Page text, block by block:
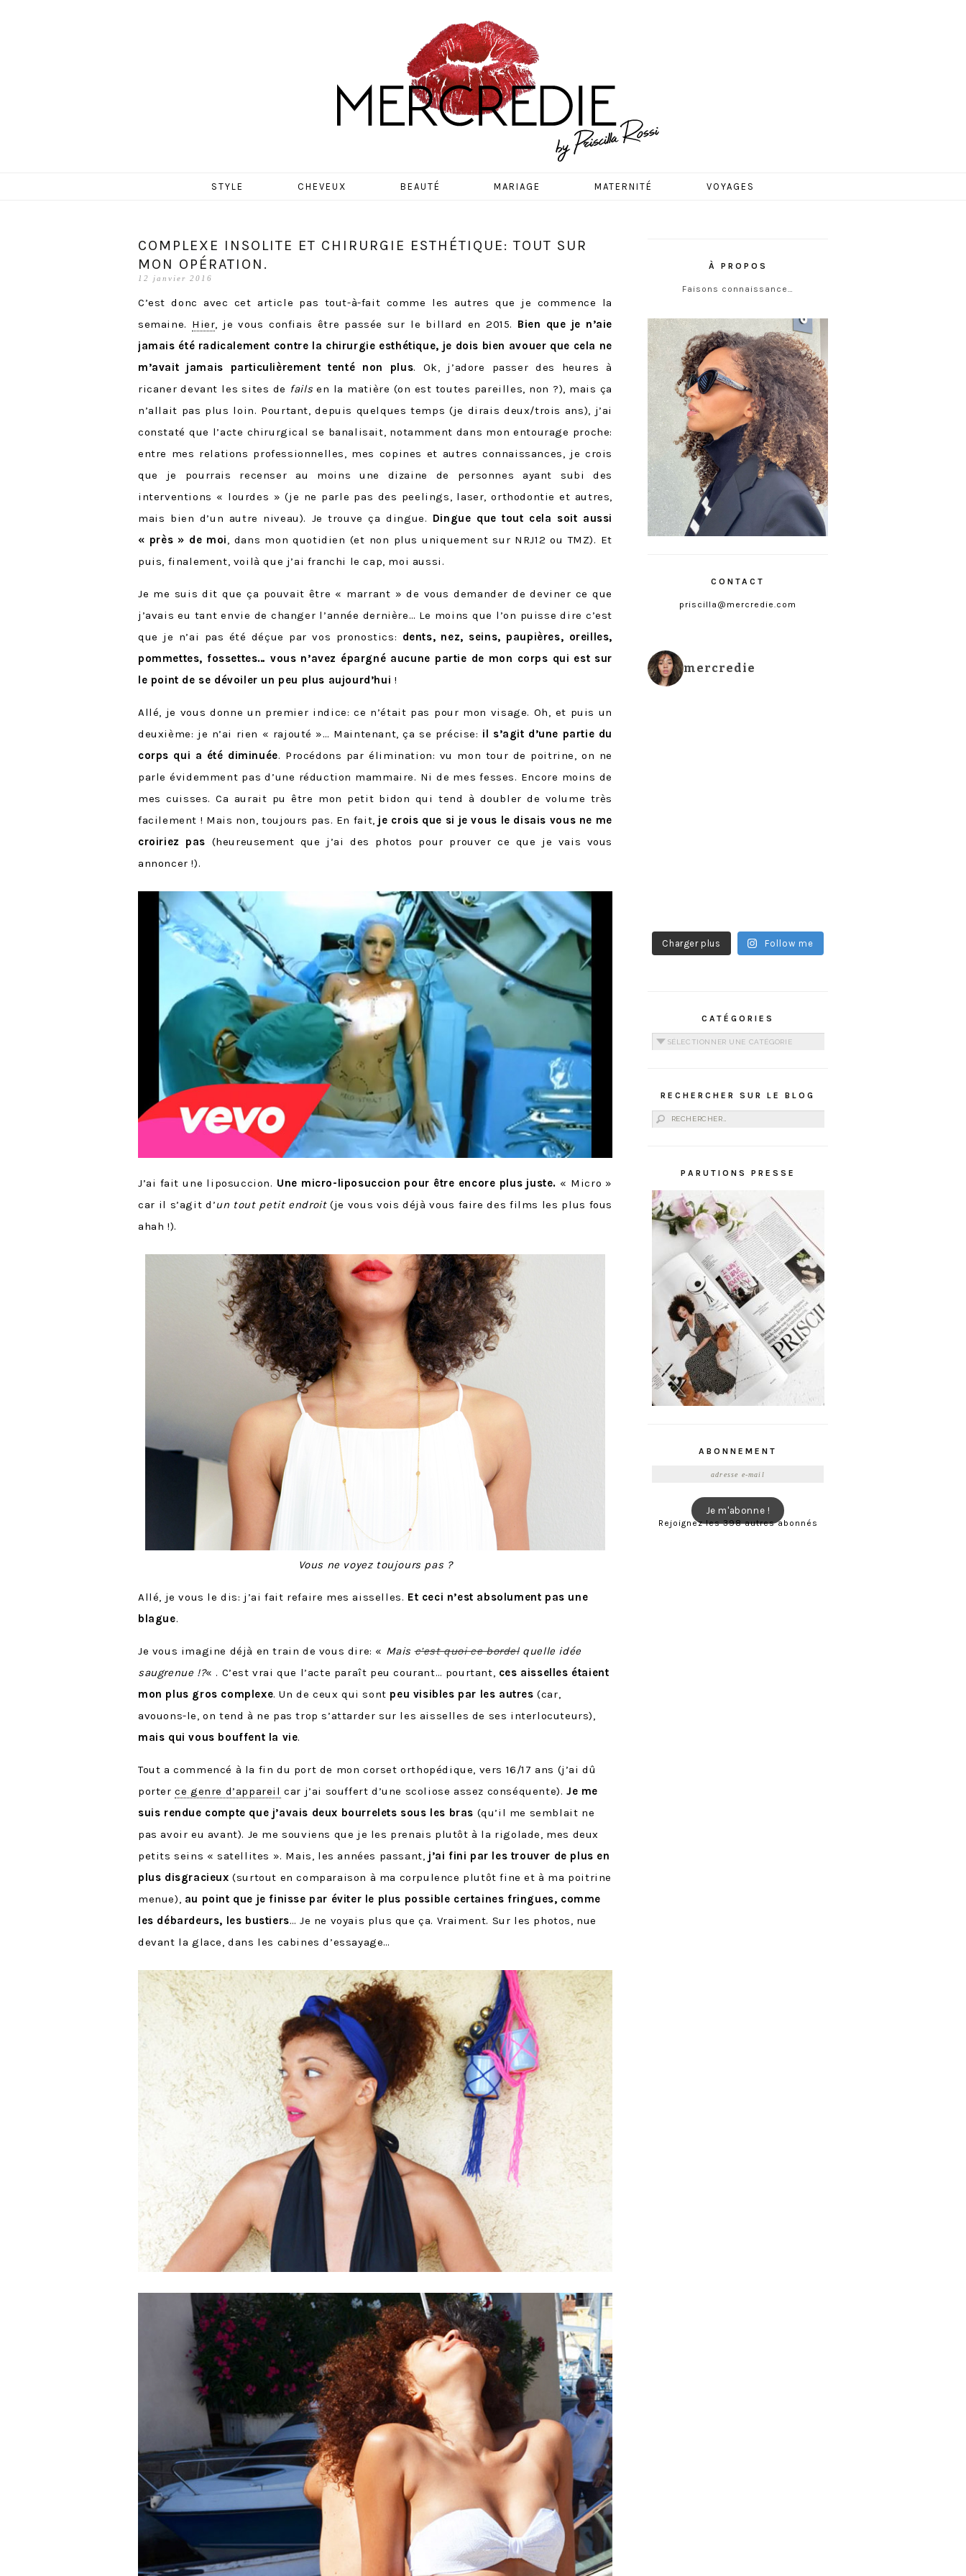
MERCREDIE
STYLE CHEVEUX BEAUTÉ MARIAGE MATERNITÉ VOYAGES
COMPLEXE INSOLITE ET CHIRURGIE ESTHÉTIQUE: TOUT SUR
MON OPÉRATION.
12 janvier 2016
C’est donc avec cet article pas tout-à-fait comme les autres que je commence la
semaine. Hier, je vous confiais être passée sur le billard en 2015. Bien que je n’aie
jamais été radicalement contre la chirurgie esthétique, je dois bien avouer que cela ne
m’avait jamais particulièrement tenté non plus. Ok, j’adore passer des heures à
ricaner devant les sites de fails en la matière (on est toutes pareilles, non ?), mais ça
n’allait pas plus loin. Pourtant, depuis quelques temps (je dirais deux/trois ans), j’ai
constaté que l’acte chirurgical se banalisait, notamment dans mon entourage proche:
entre mes relations professionnelles, mes copines et autres connaissances, je crois
que je pourrais recenser au moins une dizaine de personnes ayant subi des
interventions « lourdes » (je ne parle pas des peelings, laser, orthodontie et autres,
mais bien d’un autre niveau). Je trouve ça dingue. Dingue que tout cela soit aussi
« près » de moi, dans mon quotidien (et non plus uniquement sur NRJ12 ou TMZ). Et
puis, finalement, voilà que j’ai franchi le cap, moi aussi.
Je me suis dit que ça pouvait être « marrant » de vous demander de deviner ce que
j’avais eu tant envie de changer l’année dernière… Le moins que l’on puisse dire c’est
que je n’ai pas été déçue par vos pronostics: dents, nez, seins, paupières, oreilles,
pommettes, fossettes… vous n’avez épargné aucune partie de mon corps qui est sur
le point de se dévoiler un peu plus aujourd’hui !
Allé, je vous donne un premier indice: ce n’était pas pour mon visage. Oh, et puis un
deuxième: je n’ai rien « rajouté »… Maintenant, ça se précise: il s’agit d’une partie du
corps qui a été diminuée. Procédons par élimination: vu mon tour de poitrine, on ne
parle évidemment pas d’une réduction mammaire. Ni de mes fesses. Encore moins de
mes cuisses. Ca aurait pu être mon petit bidon qui tend à doubler de volume très
facilement ! Mais non, toujours pas. En fait, je crois que si je vous le disais vous ne me
croiriez pas (heureusement que j’ai des photos pour prouver ce que je vais vous
annoncer !).
J’ai fait une liposuccion. Une micro-liposuccion pour être encore plus juste. « Micro »
car il s’agit d’un tout petit endroit(je vous vois déjà vous faire des films les plus fous
ahah !).
Vous ne voyez toujours pas ?
Allé, je vous le dis: j’ai fait refaire mes aisselles. Et ceci n’est absolument pas une
blague.
Je vous imagine déjà en train de vous dire: « Maisc’est quoi ce bordelquelle idée
saugrenue !?« . C’est vrai que l’acte paraît peu courant… pourtant, ces aisselles étaient
mon plus gros complexe. Un de ceux qui sont peu visibles par les autres (car,
avouons-le, on tend à ne pas trop s’attarder sur les aisselles de ses interlocuteurs),
mais qui vous bouffent la vie.
Tout a commencé à la fin du port de mon corset orthopédique, vers 16/17 ans (j’ai dû
porterce genre d’appareil car j’ai souffert d’une scoliose assez conséquente).Je me
suis rendue compte que j’avais deux bourrelets sous les bras (qu’il me semblait ne
pas avoir eu avant). Je me souviens que je les prenais plutôt à la rigolade, mes deux
petits seins « satellites ». Mais, les années passant, j’ai fini par les trouver de plus en
plus disgracieux(surtout en comparaison à ma corpulence plutôt fine et à ma poitrine
menue), au point que je finisse par éviter le plus possible certaines fringues, comme
les débardeurs, les bustiers… Je ne voyais plus que ça. Vraiment. Sur les photos, nue
devant la glace, dans les cabines d’essayage…
À PROPOS
Faisons connaissance…
CONTACT
priscilla@mercredie.com
mercredie
Charger plus Follow me
CATÉGORIES
Catégories
RECHERCHER SUR LE BLOG
Rechercher :
PARUTIONS PRESSE
ABONNEMENT
Je m'abonne !
Rejoignez les 398 autres abonnés